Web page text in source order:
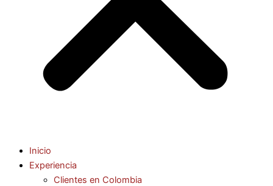
Inicio
Experiencia
Clientes en Colombia